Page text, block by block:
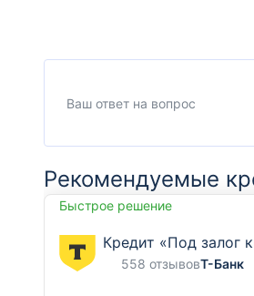
Рекомендуемые
Быстрое решение
Кредит «Под залог
558 отзывовТ-Банк